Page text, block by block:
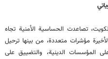
تصاعدت الحساسية الأمنية تجاه
مؤشرات متعددة، من بينها ترحيل
المؤسسات الدينية، والتضييق على